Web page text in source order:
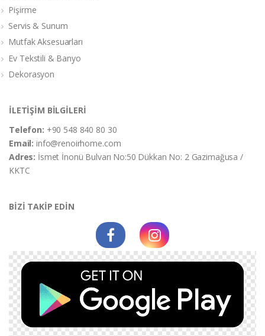
Pişirme
Servis & Sunum
Mutfak Aksesuarları
Ev Tekstili & Banyo
Dekorasyon
İLETİŞİM BİLGİLERİ
Telefon: +90 548 840 80 30
Email:info@renoirhome.com
Adres: İsmet İnonü Bulvarı No:50 Dükkan No: 2 Gazimağusa /
KKTC
BİZİ TAKİP EDİN